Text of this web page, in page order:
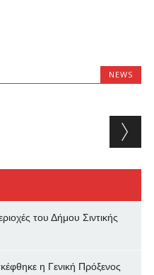
NEWS
του Δήμου Σιντικής
η Γενική Πρόξενος